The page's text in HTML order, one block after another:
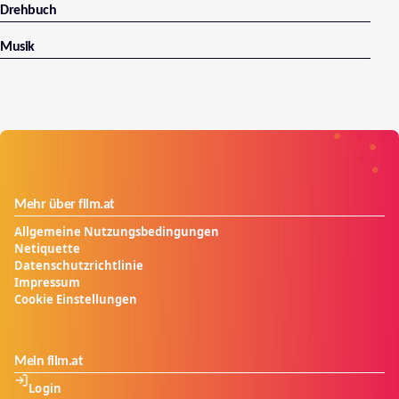
Drehbuch
Musik
Mehr über film.at
Allgemeine Nutzungsbedingungen
Netiquette
Datenschutzrichtlinie
Impressum
Cookie Einstellungen
Mein film.at
Login